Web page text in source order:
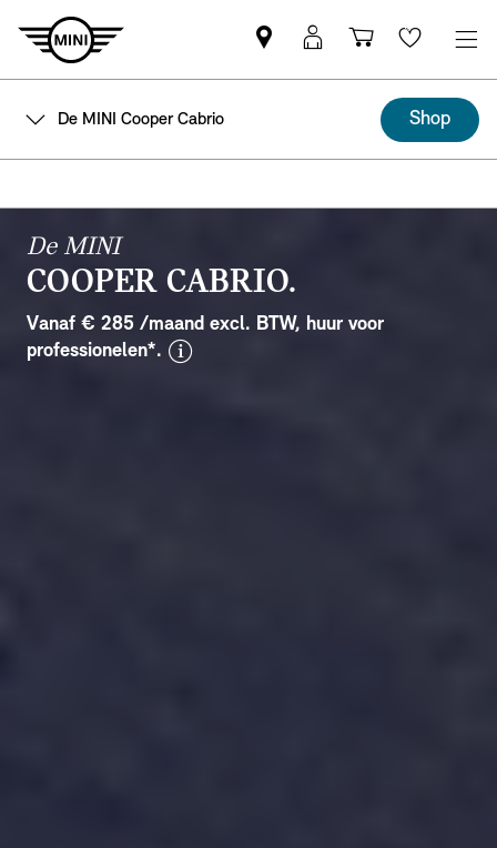
MINI
partner
MyMini-
login
Wishlist
De MINI Cooper Cabrio Shop
De MINI
COOPER CABRIO.
Vanaf € 285 /maand excl. BTW, huur voor
professionelen*.